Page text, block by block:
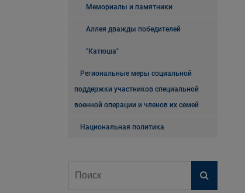
Мемориалы и памятники
Аллея дважды победителей
"Катюша"
Региональные меры социальной
поддержки участников специальной
военной операции и членов их семей
Национальная политика